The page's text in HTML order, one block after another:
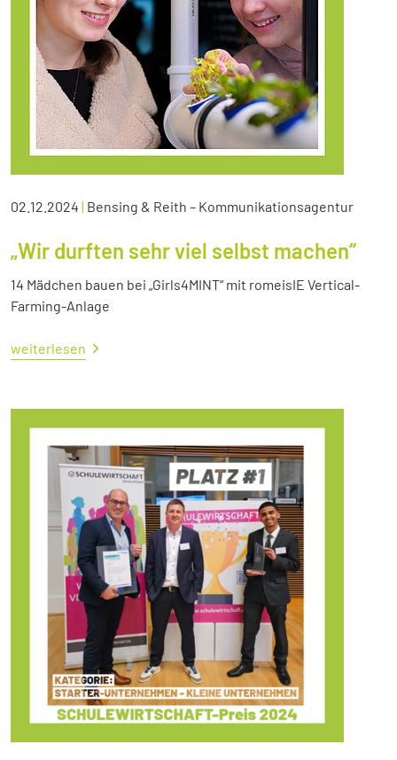
02.12.2024 | Bensing & Reith – Kommunikationsagentur
„Wir durften sehr viel selbst machen“
14 Mädchen bauen bei „Girls4MINT“ mit romeisIE Vertical-
Farming-Anlage
weiterlesen